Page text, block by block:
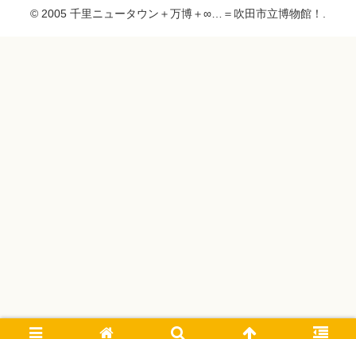
© 2005 千里ニュータウン＋万博＋∞…＝吹田市立博物館！.